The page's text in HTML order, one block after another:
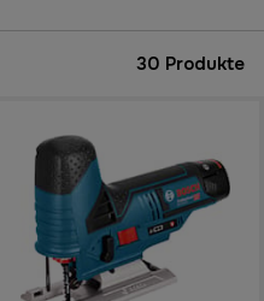
30 Produkte